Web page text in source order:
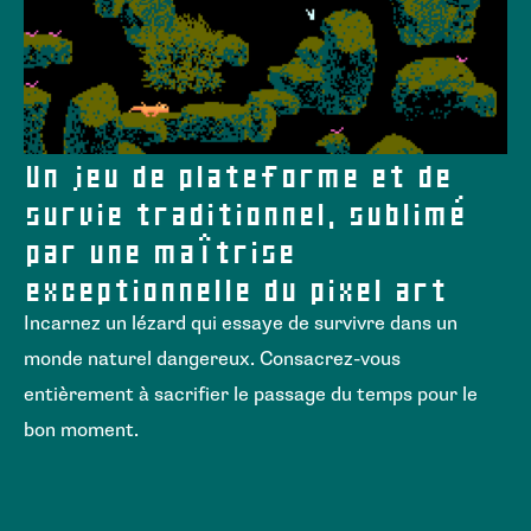
Un jeu de plateforme et de
survie traditionnel, sublimé
par une maîtrise
exceptionnelle du pixel art
Incarnez un lézard qui essaye de survivre dans un
monde naturel dangereux. Consacrez-vous
entièrement à sacrifier le passage du temps pour le
bon moment.